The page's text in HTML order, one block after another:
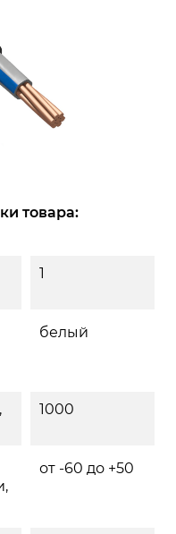
товара:
1
белый
1000
от -60 до +50